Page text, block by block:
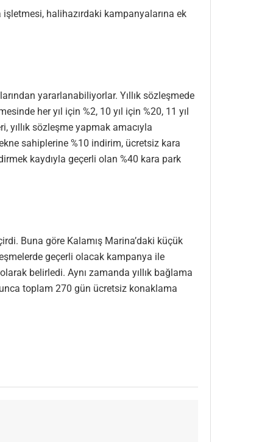
halihazırdaki kampanyalarına ek
yararlanabiliyorlar. Yıllık sözleşmede
her yıl için %2, 10 yıl için %20, 11 yıl
yıllık sözleşme yapmak amacıyla
sahiplerine %10 indirim, ücretsiz kara
kaydıyla geçerli olan %40 kara park
Buna göre Kalamış Marina’daki küçük
geçerli olacak kampanya ile
belirledi. Aynı zamanda yıllık bağlama
toplam 270 gün ücretsiz konaklama